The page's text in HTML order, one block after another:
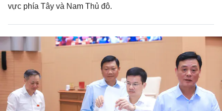
vực phía Tây và Nam Thủ đô.